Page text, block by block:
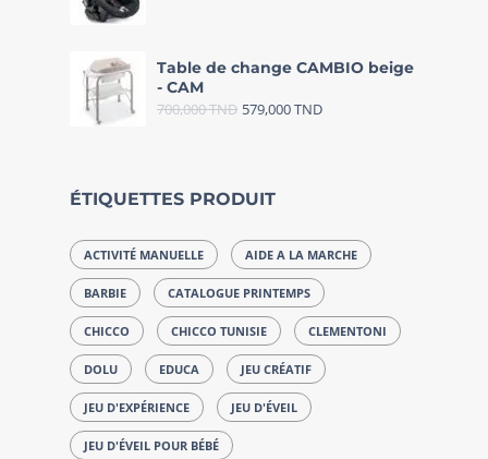
Table de change CAMBIO beige
- CAM
700,000TND 579,000TND
ÉTIQUETTES PRODUIT
ACTIVITÉ MANUELLE AIDE A LA MARCHE
BARBIE CATALOGUE PRINTEMPS
CHICCO CHICCO TUNISIE CLEMENTONI
DOLU EDUCA JEU CRÉATIF
JEU D'EXPÉRIENCE JEU D'ÉVEIL
JEU D'ÉVEIL POUR BÉBÉ